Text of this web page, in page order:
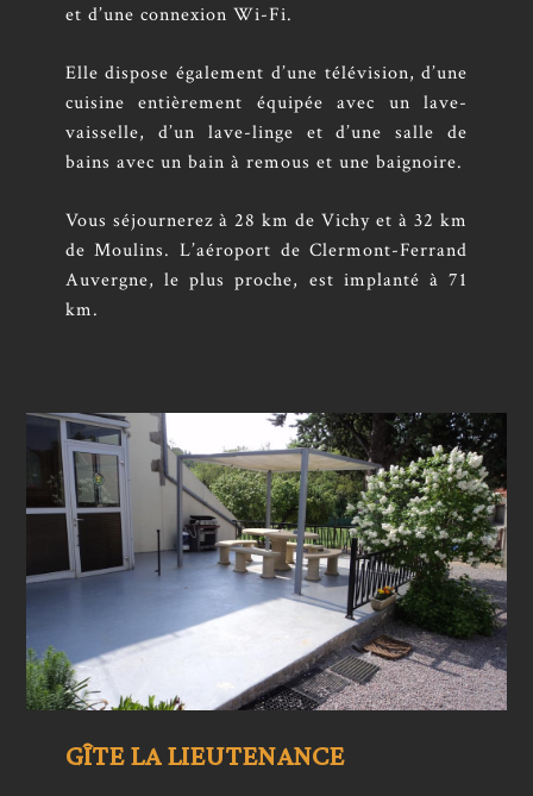
et d’une connexion Wi-Fi.
Elle dispose également d’une télévision, d’une
cuisine entièrement équipée avec un lave-
vaisselle, d’un lave-linge et d’une salle de
bains avec un bain à remous et une baignoire.
Vous séjournerez à 28 km de Vichy et à 32 km
de Moulins. L’aéroport de Clermont-Ferrand
Auvergne, le plus proche, est implanté à 71
km.
GÎTE LA LIEUTENANCE